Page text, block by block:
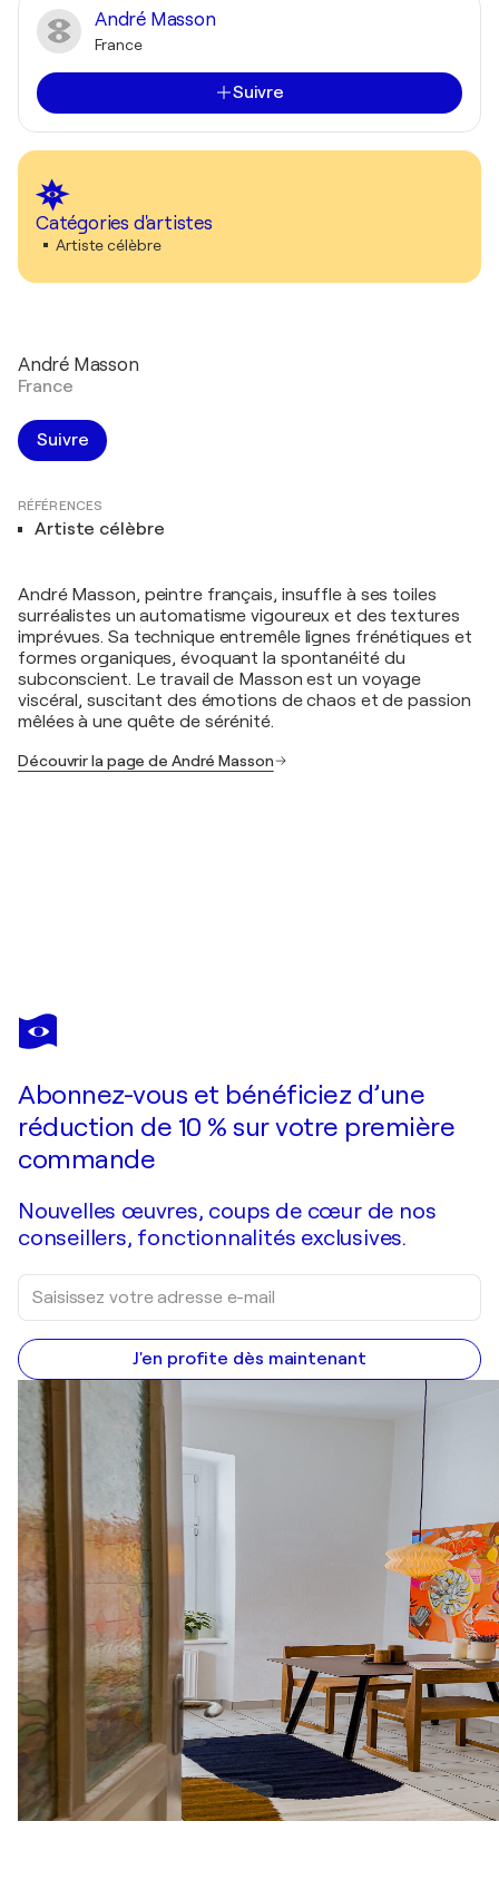
André Masson
France
Suivre
Catégories d'artistes
Artiste célèbre
André Masson
France
Suivre
RÉFÉRENCES
Artiste célèbre
André Masson, peintre français, insuffle à ses toiles
surréalistes un automatisme vigoureux et des textures
imprévues. Sa technique entremêle lignes frénétiques et
formes organiques, évoquant la spontanéité du
subconscient. Le travail de Masson est un voyage
viscéral, suscitant des émotions de chaos et de passion
mêlées à une quête de sérénité.
Découvrir la page de André Masson
ANDRÉ MASSON
Le temps qui court, Gravure signée
Abonnez-vous et bénéficiez d’une
réduction de 10 % sur votre première
commande
Nouvelles œuvres, coups de cœur de nos
conseillers, fonctionnalités exclusives.
J'en profite dès maintenant